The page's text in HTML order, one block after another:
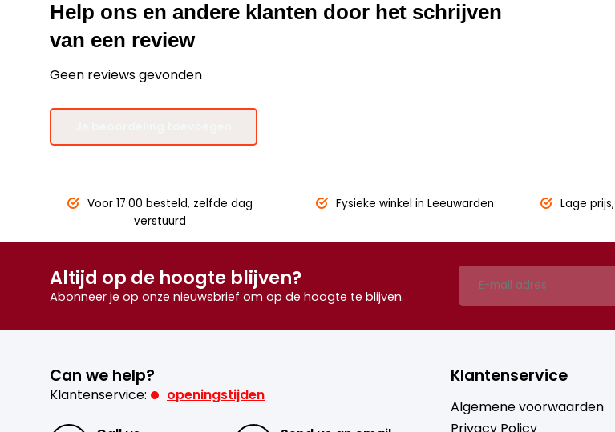
Help ons en andere klanten door het schrijven
van een review
Geen reviews gevonden
Voor 17:00 besteld, zelfde dag
verstuurd
Fysieke winkel in Leeuwarden Lage prijs,
Altijd op de hoogte blijven?
Abonneer je op onze nieuwsbrief om op de hoogte te blijven.
Can we help?
Klantenservice: openingstijden
Klantenservice
Algemene voorwaarden